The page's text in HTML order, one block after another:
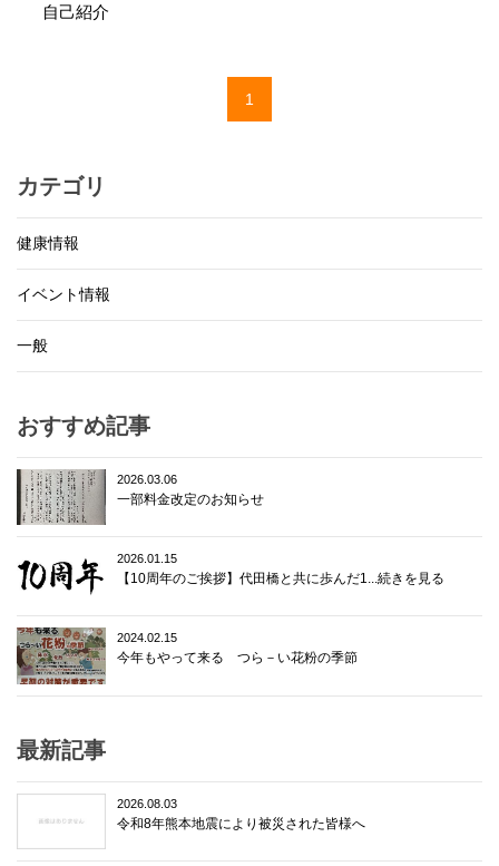
自己紹介
1
カテゴリ
健康情報
イベント情報
一般
おすすめ記事
2026.03.06
一部料金改定のお知らせ
2026.01.15
【10周年のご挨拶】代田橋と共に歩んだ1...続きを見る
2024.02.15
今年もやって来る つら－い花粉の季節
最新記事
2026.08.03
令和8年熊本地震により被災された皆様へ